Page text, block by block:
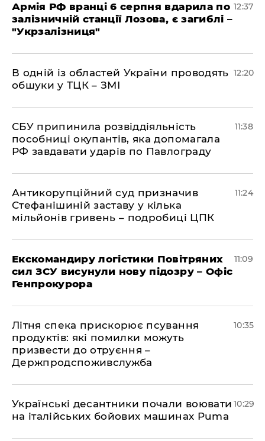
Армія РФ вранці 6 серпня вдарила по
залізничній станції Лозова, є загиблі –
"Укрзалізниця"
12:37
В одній із областей України проводять
обшуки у ТЦК – ЗМІ
12:20
СБУ припинила розвіддіяльність
пособниці окупантів, яка допомагала
РФ завдавати ударів по Павлограду
11:38
Антикорупційний суд призначив
Стефанішиній заставу у кілька
мільйонів гривень – подробиці ЦПК
11:24
Екскомандиру логістики Повітряних
сил ЗСУ висунули нову підозру – Офіс
Генпрокурора
11:09
Літня спека прискорює псування
продуктів: які помилки можуть
призвести до отруєння –
Держпродспоживслужба
10:35
Українські десантники почали воювати
на італійських бойових машинах Puma
10:29